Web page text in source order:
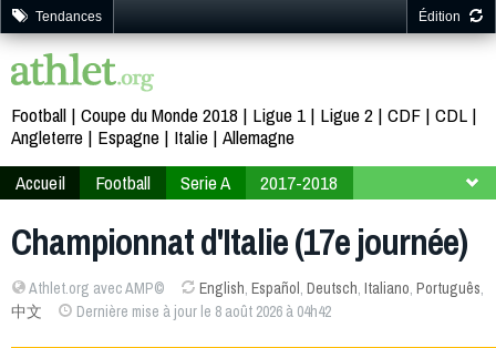
Tendances Édition
Football Coupe du Monde 2018 Ligue 1 Ligue 2 CDF CDL
Angleterre
Espagne Italie Allemagne
Accueil
Football Serie A
2017-2018
Championnat d'Italie (17e journée)
Athlet.org avec AMP© English, Español, Deutsch, Italiano, Português,
中文
Dernière mise à jour le 8 août 2026 à 04h42